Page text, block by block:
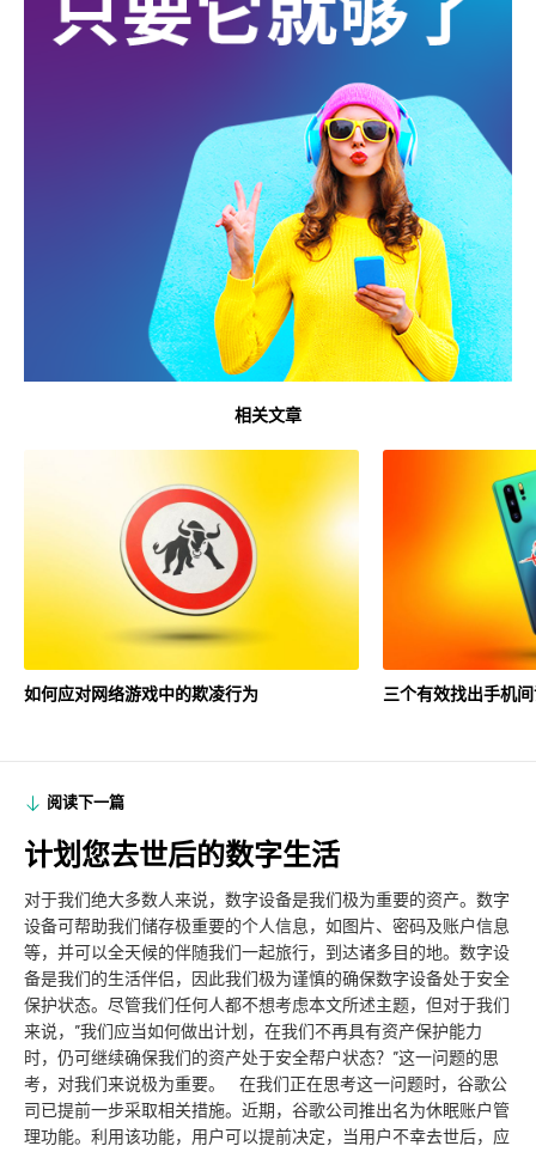
相关文章
如何应对网络游戏中的欺凌行为 三个有效找出手机
阅读下一篇
计划您去世后的数字生活
对于我们绝大多数人来说，数字设备是我们极为重要的资产。数字
设备可帮助我们储存极重要的个人信息，如图片、密码及账户信息
等，并可以全天候的伴随我们一起旅行，到达诸多目的地。数字设
备是我们的生活伴侣，因此我们极为谨慎的确保数字设备处于安全
保护状态。尽管我们任何人都不想考虑本文所述主题，但对于我们
来说，”我们应当如何做出计划，在我们不再具有资产保护能力
时，仍可继续确保我们的资产处于安全帮户状态？”这一问题的思
考，对我们来说极为重要。 在我们正在思考这一问题时，谷歌公
司已提前一步采取相关措施。近期，谷歌公司推出名为休眠账户管
理功能。利用该功能，用户可以提前决定，当用户不幸去世后，应